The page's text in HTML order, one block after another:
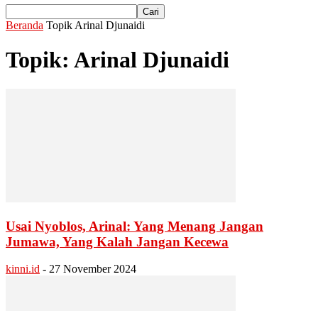
Beranda Topik Arinal Djunaidi
Topik: Arinal Djunaidi
Usai Nyoblos, Arinal: Yang Menang Jangan
Jumawa, Yang Kalah Jangan Kecewa
kinni.id - 27 November 2024